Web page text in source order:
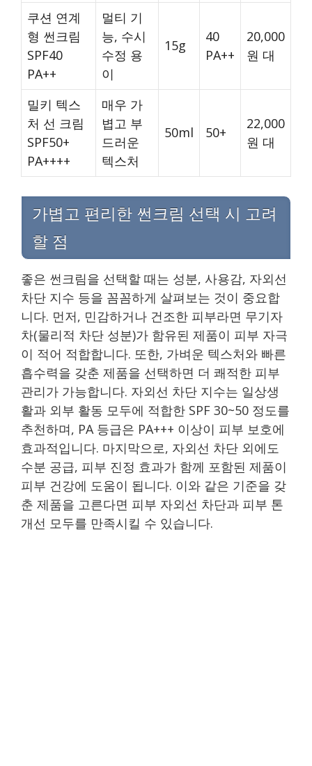
쿠션 연계
형 썬크림
SPF40
PA++
멀티 기
능, 수시
수정 용
이
15g
40
PA++
20,000
원 대
밀키 텍스
처 선 크림
SPF50+
PA++++
매우 가
볍고 부
드러운
텍스처
50ml 50+
22,000
원 대
가볍고 편리한 썬크림 선택 시 고려
할 점
좋은 썬크림을 선택할 때는 성분, 사용감, 자외선
차단 지수 등을 꼼꼼하게 살펴보는 것이 중요합
니다. 먼저, 민감하거나 건조한 피부라면 무기자
차(물리적 차단 성분)가 함유된 제품이 피부 자극
이 적어 적합합니다. 또한, 가벼운 텍스처와 빠른
흡수력을 갖춘 제품을 선택하면 더 쾌적한 피부
관리가 가능합니다. 자외선 차단 지수는 일상생
활과 외부 활동 모두에 적합한 SPF 30~50 정도를
추천하며, PA 등급은 PA+++ 이상이 피부 보호에
효과적입니다. 마지막으로, 자외선 차단 외에도
수분 공급, 피부 진정 효과가 함께 포함된 제품이
피부 건강에 도움이 됩니다. 이와 같은 기준을 갖
춘 제품을 고른다면 피부 자외선 차단과 피부 톤
개선 모두를 만족시킬 수 있습니다.